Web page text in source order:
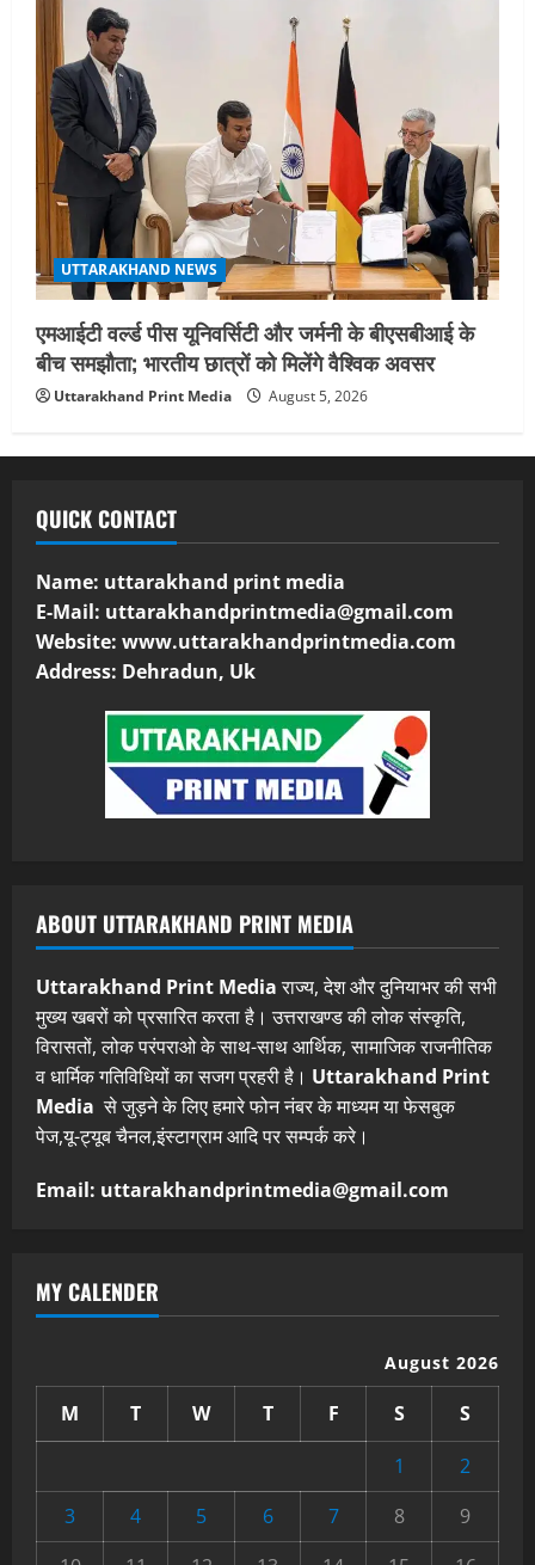
UTTARAKHAND NEWS
एमआईटी वर्ल्ड पीस यूनिवर्सिटी और जर्मनी के बीएसबीआई के
बीच समझौता; भारतीय छात्रों को मिलेंगे वैश्विक अवसर
Uttarakhand Print Media August 5, 2026
QUICK CONTACT
Name: uttarakhand print media
E-Mail: uttarakhandprintmedia@gmail.com
Website: www.uttarakhandprintmedia.com
Address: Dehradun, Uk
ABOUT UTTARAKHAND PRINT MEDIA
Uttarakhand Print Mediaराज्य, देश और दुनियाभर की सभी
मुख्य खबरों को प्रसारित करता है। उत्तराखण्ड की लोक संस्कृति,
विरासतों, लोक परंपराओ के साथ-साथ आर्थिक, सामाजिक राजनीतिक
व धार्मिक गतिविधियों का सजग प्रहरी है। Uttarakhand Print
Media से जुड़ने के लिए हमारे फोन नंबर के माध्यम या फेसबुक
पेज,यू-ट्यूब चैनल,इंस्टाग्राम आदि पर सम्पर्क करे।
Email: uttarakhandprintmedia@gmail.com
MY CALENDER
August 2026
M T W T F S
S
1
2
3
4 5 6 7 8
9